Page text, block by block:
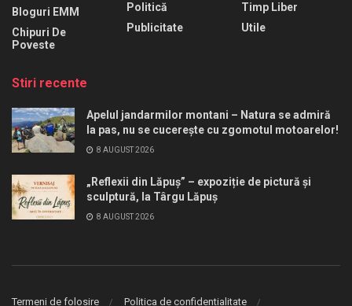
Bloguri EMM
Chipuri De
Poveste
Politică
Publicitate
Timp Liber
Utile
Stiri recente
Apelul jandarmilor montani – Natura se admiră
la pas, nu se cucerește cu zgomotul motoarelor!
8 AUGUST 2026
„Reflexii din Lăpuș” – expoziție de pictură și
sculptură, la Târgu Lăpuș
8 AUGUST 2026
Termeni de folosire Politica de confidentialitate